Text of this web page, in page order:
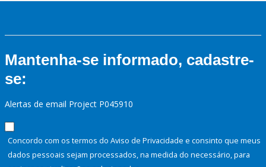
Mantenha-se informado, cadastre-
se:
Alertas de email Project P045910
Concordo com os termos do Aviso de Privacidade e consinto que meus
dados pessoais sejam processados, na medida do necessário, para